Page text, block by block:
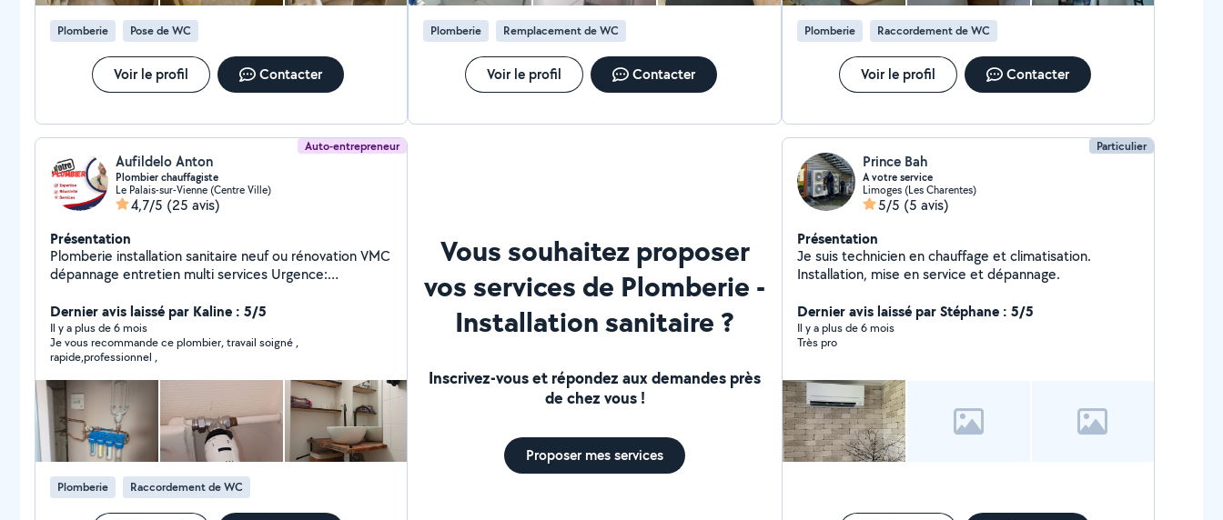
détails et aux finitions. Devis rapide. À votre écoute
pour étudier votre projet et vous proposer une solution
adaptée. Steven ELIXIR
Plomberie Pose de WC
Voir le profil Contacter
Plomberie Remplacement de WC
Voir le profil Contacter
Plomberie Raccordement de WC
Voir le profil Contacter
Auto-entrepreneur
Aufildelo Anton
Plombier chauffagiste
Le Palais-sur-Vienne (Centre Ville)
4,7/5 (25 avis)
Présentation
Plomberie installation sanitaire neuf ou rénovation VMC
dépannage entretien multi services Urgence:
Dernier avis laissé par Kaline : 5/5
Il y a plus de 6 mois
Je vous recommande ce plombier, travail soigné ,
rapide,professionnel ,
Plomberie Raccordement de WC
Vous souhaitez proposer
vos services de Plomberie -
Installation sanitaire ?
Inscrivez-vous et répondez aux demandes près
de chez vous !
Proposer mes services
Particulier
Prince Bah
A votre service
Limoges (Les Charentes)
5/5 (5 avis)
Présentation
Je suis technicien en chauffage et climatisation.
Installation, mise en service et dépannage.
Dernier avis laissé par Stéphane : 5/5
Il y a plus de 6 mois
Très pro